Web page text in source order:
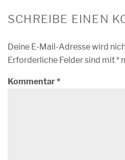
SCHREIBE EINEN
Deine E-Mail-Adresse wird
Erforderliche Felder sind mit*
Kommentar*